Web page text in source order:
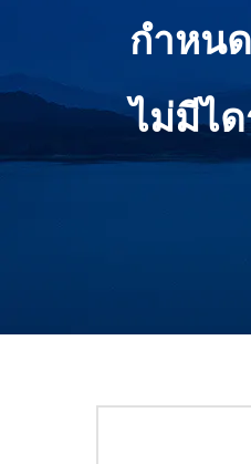
กำหน
ไม่มีได